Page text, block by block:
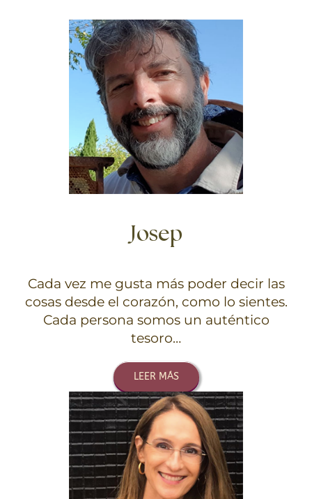
Josep
Cada vez me gusta más poder decir las
cosas desde el corazón, como lo sientes.
Cada persona somos un auténtico
tesoro…
LEER MÁS